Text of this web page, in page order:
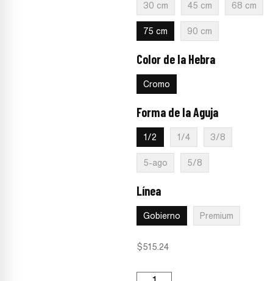
30 cm 45 cm 68 cm
75 cm 90 cm
Color de la Hebra
Cromo
Forma de la Aguja
1/2 1/4 3/8
5-ago 5/8
Línea
Gobierno Premium
$515.24